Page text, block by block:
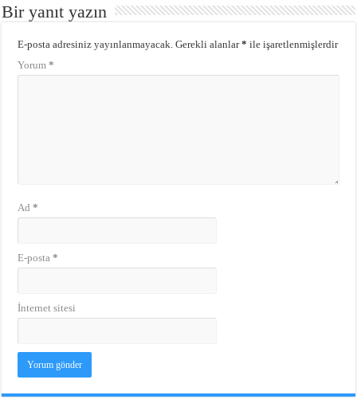
Bir yanıt yazın
E-posta adresiniz yayınlanmayacak. Gerekli alanlar* ile işaretlenmişlerdir
Yorum*
Ad*
E-posta*
İnternet sitesi